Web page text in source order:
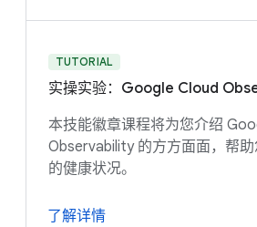
TUTORIAL
实操实验：Google Cloud
本技能徽章课程将为您介绍
Observability 的方方面面，帮
的健康状况。
了解详情